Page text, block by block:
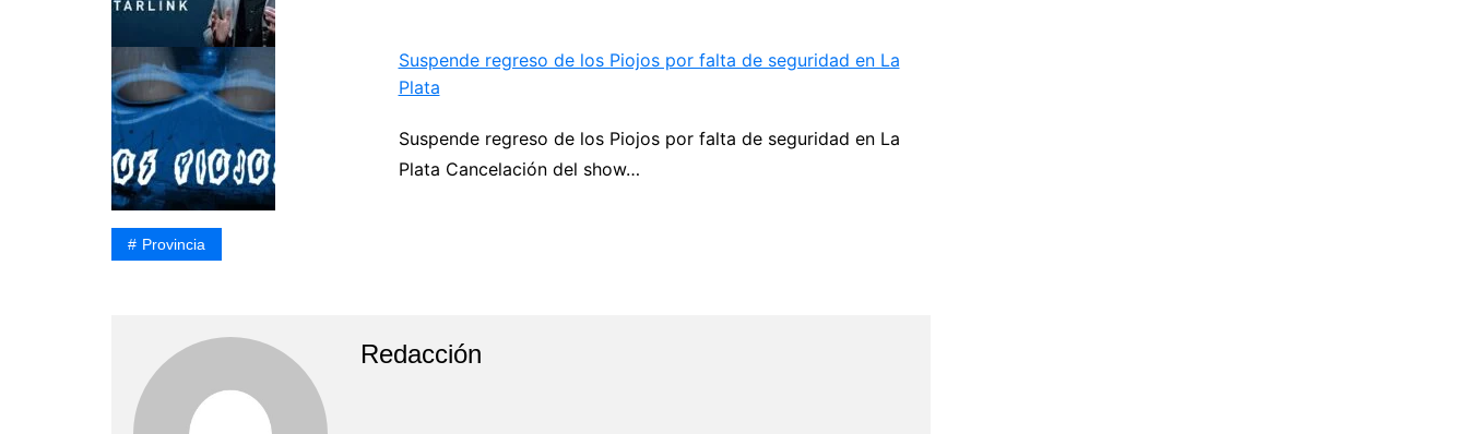
Suspende regreso de los Piojos por falta de seguridad en La
Plata
Suspende regreso de los Piojos por falta de seguridad en La
Plata Cancelación del show…
Provincia
Redacción